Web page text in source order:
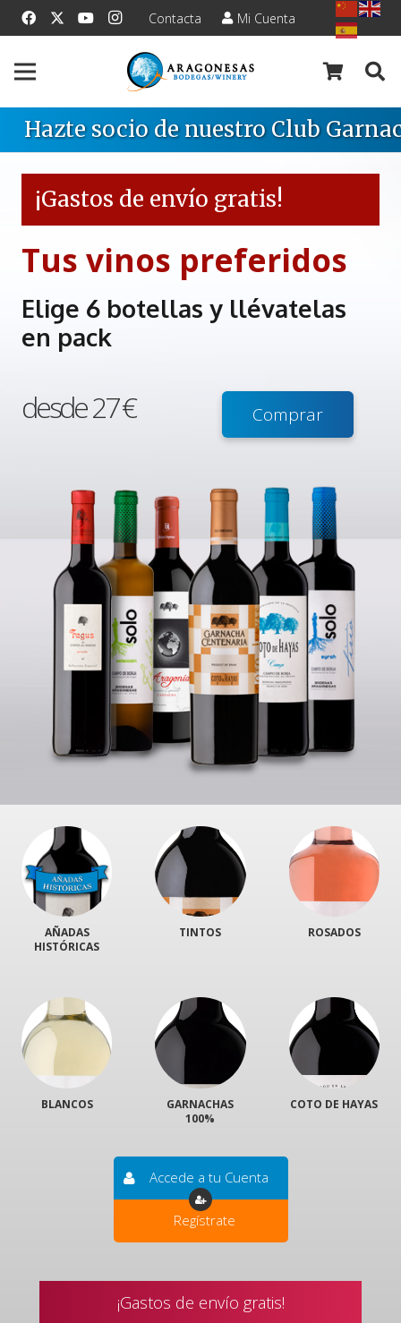
Contacta Mi Cuenta
Hazte socio de nuestro Club
¡Gastos de envío gratis!
Tus vinos preferidos
Elige 6 botellas y llévatelas
en pack
desde 27 € Comprar
AÑADAS
HISTÓRICAS
TINTOS ROSADOS
BLANCOS
GARNACHAS
100%
COTO DE HAYAS
Accede a tu Cuenta
Regístrate
¡Gastos de envío gratis!